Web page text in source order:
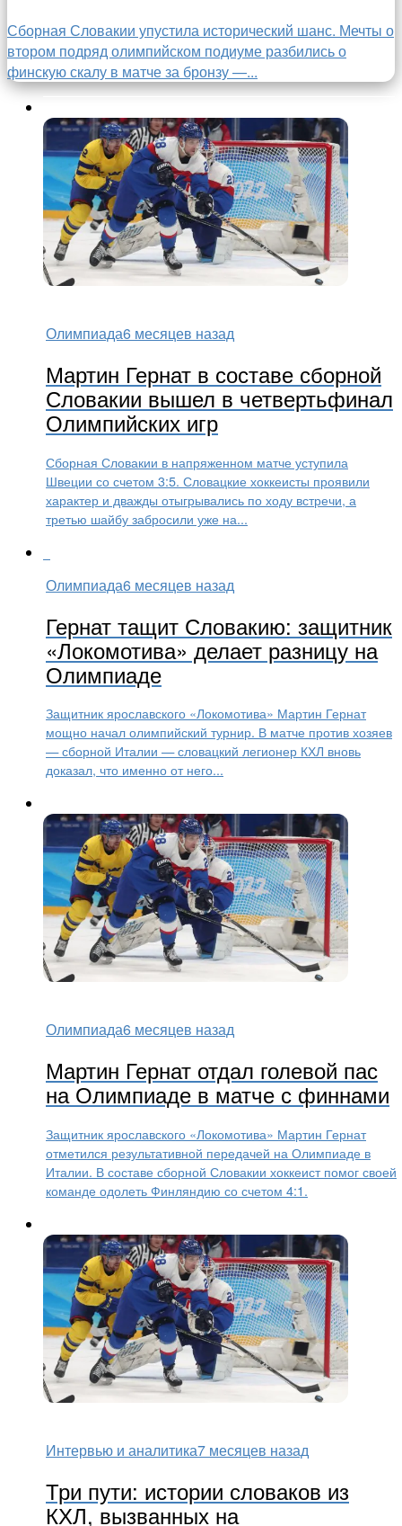
Сборная Словакии упустила исторический шанс. Мечты о
втором подряд олимпийском подиуме разбились о
финскую скалу в матче за бронзу —...
Олимпиада6 месяцев назад
Мартин Гернат в составе сборной
Словакии вышел в четвертьфинал
Олимпийских игр
Сборная Словакии в напряженном матче уступила
Швеции со счетом 3:5. Словацкие хоккеисты проявили
характер и дважды отыгрывались по ходу встречи, а
третью шайбу забросили уже на...
Олимпиада6 месяцев назад
Гернат тащит Словакию: защитник
«Локомотива» делает разницу на
Олимпиаде
Защитник ярославского «Локомотива» Мартин Гернат
мощно начал олимпийский турнир. В матче против хозяев
— сборной Италии — словацкий легионер КХЛ вновь
доказал, что именно от него...
Олимпиада6 месяцев назад
Мартин Гернат отдал голевой пас
на Олимпиаде в матче с финнами
Защитник ярославского «Локомотива» Мартин Гернат
отметился результативной передачей на Олимпиаде в
Италии. В составе сборной Словакии хоккеист помог своей
команде одолеть Финляндию со счетом 4:1.
Интервью и аналитика7 месяцев назад
Три пути: истории словаков из
КХЛ, вызванных на